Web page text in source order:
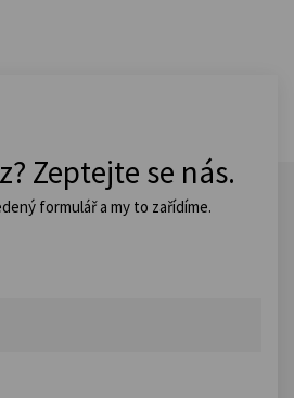
Zeptejte se nás.
formulář a my to zařídíme.